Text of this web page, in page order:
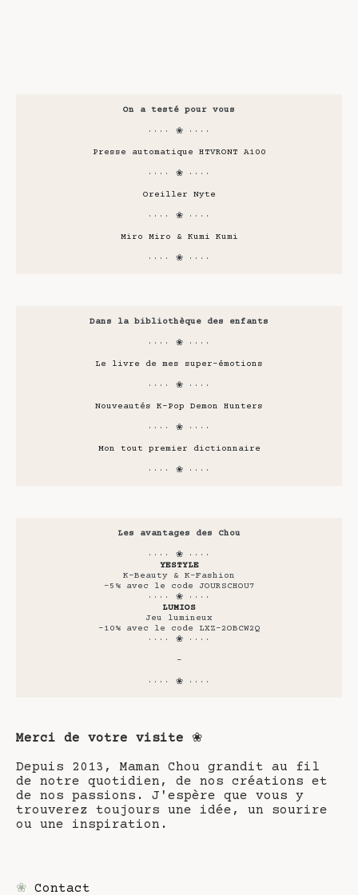
On a testé pour vous
···· ❀ ····
Presse automatique HTVRONT A100
···· ❀ ····
Oreiller Nyte
···· ❀ ····
Miro Miro & Kumi Kumi
···· ❀ ····
Dans la bibliothèque des enfants
···· ❀ ····
Le livre de mes super-émotions
···· ❀ ····
Nouveautés K-Pop Demon Hunters
···· ❀ ····
Mon tout premier dictionnaire
···· ❀ ····
Les avantages des Chou
···· ❀ ····
YESTYLE
K-Beauty & K-Fashion
-5% avec le code JOURSCHOU7
···· ❀ ····
LUMIOS
Jeu lumineux
-10% avec le code LXZ-2OBCW2Q
···· ❀ ····
-
···· ❀ ····
Merci de votre visite ❀
Depuis 2013, Maman Chou grandit au fil
de notre quotidien, de nos créations et
de nos passions. J'espère que vous y
trouverez toujours une idée, un sourire
ou une inspiration.
❀ Contact